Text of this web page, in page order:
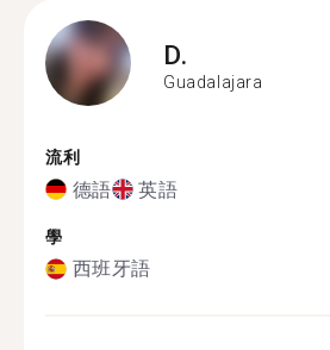
D.
Guadalajara
流利
德語 英語
學
西班牙語